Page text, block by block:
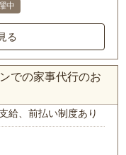
中
る
での家事代行のお
給、前払い制度あり